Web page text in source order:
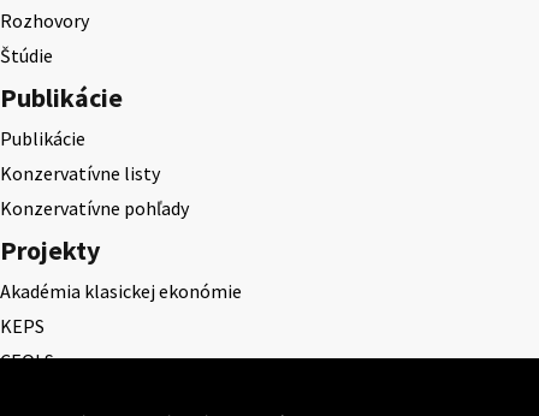
Rozhovory
Štúdie
Publikácie
Publikácie
Konzervatívne listy
Konzervatívne pohľady
Projekty
Akadémia klasickej ekonómie
KEPS
CEQLS